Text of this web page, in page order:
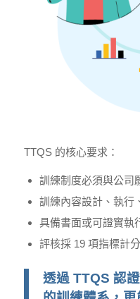
TTQS 的核心要求：
訓練制度必須與公司
訓練內容設計、執行
具備書面或可證實執
評核採 19 項指標計
透過 TTQS 認